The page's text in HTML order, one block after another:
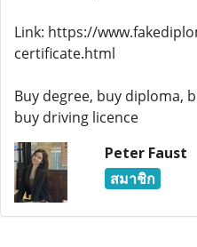
Link: https://
certificate.html
Buy degree, buy diploma,
buy driving licence
Peter Faust
สมาชิก